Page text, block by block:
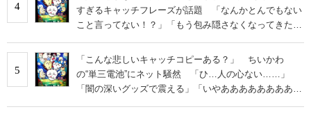
4
すぎるキャッチフレーズが話題 「なんかとんでもない
こと言ってない！？」「もう包み隠さなくなってきた
5
「こんな悲しいキャッチコピーある？」 ちいかわ
の“単三電池”にネット騒然 「ひ…人の心ない……」
「闇の深いグッズで震える」「いやあああああああああ